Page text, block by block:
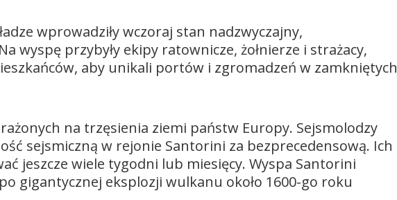
wprowadziły wczoraj stan nadzwyczajny,
wyspę przybyły ekipy ratownicze, żołnierze i strażacy,
aby unikali portów i zgromadzeń w zamkniętych
na trzęsienia ziemi państw Europy. Sejsmolodzy
sejsmiczną w rejonie Santorini za bezprecedensową. Ich
jeszcze wiele tygodni lub miesięcy. Wyspa Santorini
gigantycznej eksplozji wulkanu około 1600-go roku